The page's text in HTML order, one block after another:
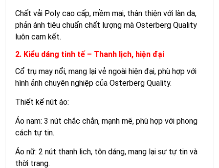
Chất vải Poly cao cấp, mềm mại, thân thiện với làn da,
phản ánh tiêu chuẩn chất lượng mà Osterberg Quality
luôn cam kết.
2. Kiểu dáng tinh tế – Thanh lịch, hiện đại
Cổ trụ may nổi, mang lại vẻ ngoài hiện đại, phù hợp với
hình ảnh chuyên nghiệp của Osterberg Quality.
Thiết kế nút áo:
Áo nam: 3 nút chắc chắn, mạnh mẽ, phù hợp với phong
cách tự tin.
Áo nữ: 2 nút thanh lịch, tôn dáng, mang lại sự tự tin và
thời trang.